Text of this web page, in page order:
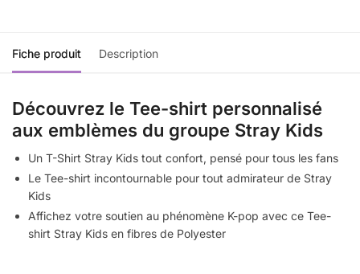
Fiche produit Description
Découvrez le Tee-shirt personnalisé
aux emblèmes du groupe Stray Kids
Un T-Shirt Stray Kids tout confort, pensé pour tous les fans
Le Tee-shirt incontournable pour tout admirateur de Stray
Kids
Affichez votre soutien au phénomène K-pop avec ce Tee-
shirt Stray Kids en fibres de Polyester